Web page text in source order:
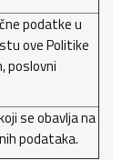
podatke u
ove Politike
poslovni
se obavlja na
podataka.